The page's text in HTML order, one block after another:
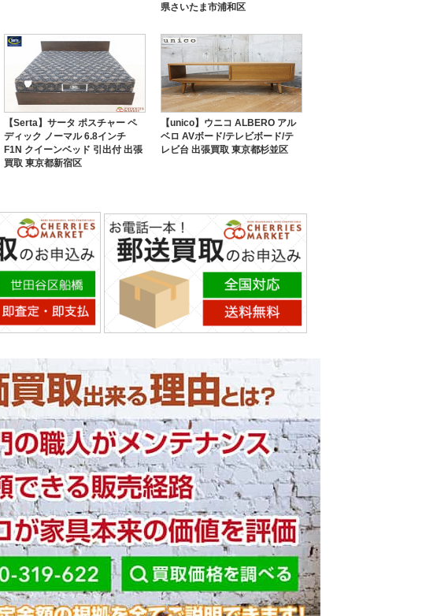
県さいたま市浦和区
【Serta】サータ ポスチャー ペ
ディック ノーマル 6.8インチ
F1N クイーンベッド 引出付 出張
買取 東京都新宿区
【unico】ウニコ ALBERO アル
ベロ AVボード/テレビボード/テ
レビ台 出張買取 東京都杉並区